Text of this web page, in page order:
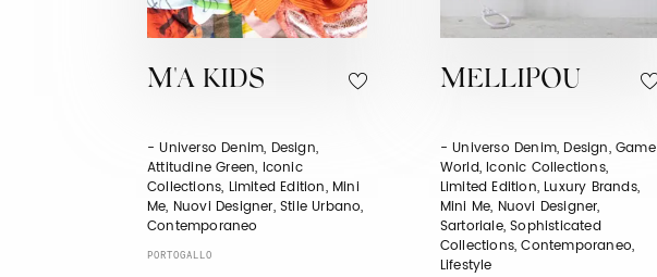
M'A KIDS
- Universo Denim, Design,
Attitudine Green, Iconic
Collections, Limited Edition, Mini
Me, Nuovi Designer, Stile Urbano,
Contemporaneo
PORTOGALLO
MELLIPOU
- Universo Denim, Design, Game
World, Iconic Collections,
Limited Edition, Luxury Brands,
Mini Me, Nuovi Designer,
Sartoriale, Sophisticated
Collections, Contemporaneo,
Lifestyle